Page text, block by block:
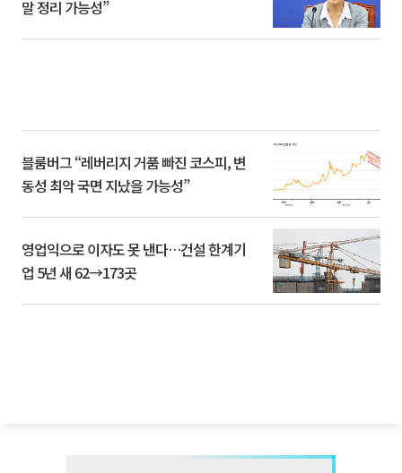
말 정리 가능성”
블룸버그 “레버리지 거품 빠진 코스피, 변
동성 최악 국면 지났을 가능성”
영업익으로 이자도 못 낸다…건설 한계기
업 5년 새 62→173곳